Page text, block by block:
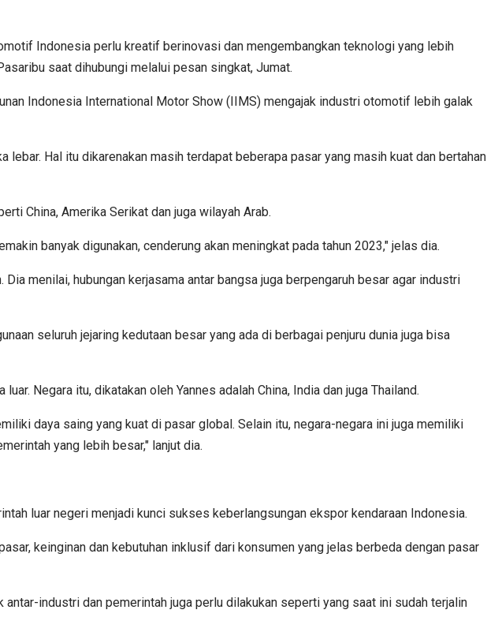
Indonesia perlu kreatif berinovasi dan mengembangkan teknologi yang lebih
saat dihubungi melalui pesan singkat, Jumat.
Indonesia International Motor Show (IIMS) mengajak industri otomotif lebih galak
Hal itu dikarenakan masih terdapat beberapa pasar yang masih kuat dan bertahan
China, Amerika Serikat dan juga wilayah Arab.
banyak digunakan, cenderung akan meningkat pada tahun 2023," jelas dia.
menilai, hubungan kerjasama antar bangsa juga berpengaruh besar agar industri
seluruh jejaring kedutaan besar yang ada di berbagai penjuru dunia juga bisa
Negara itu, dikatakan oleh Yannes adalah China, India dan juga Thailand.
daya saing yang kuat di pasar global. Selain itu, negara-negara ini juga memiliki
yang lebih besar," lanjut dia.
luar negeri menjadi kunci sukses keberlangsungan ekspor kendaraan Indonesia.
keinginan dan kebutuhan inklusif dari konsumen yang jelas berbeda dengan pasar
industri dan pemerintah juga perlu dilakukan seperti yang saat ini sudah terjalin